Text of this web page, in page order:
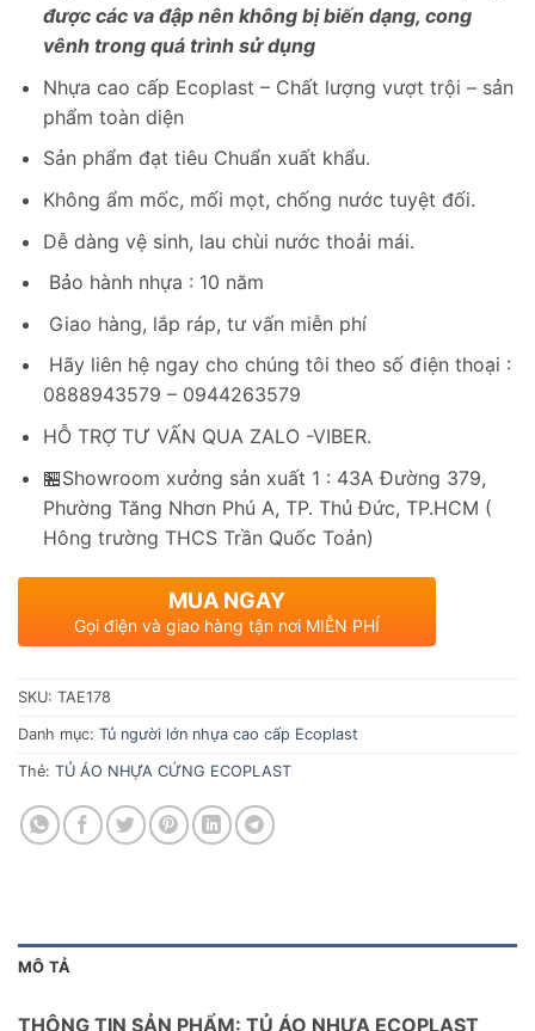
được các va đập nên không bị biến dạng, cong
vênh trong quá trình sử dụng
Nhựa cao cấp Ecoplast – Chất lượng vượt trội – sản
phẩm toàn diện
Sản phẩm đạt tiêu Chuẩn xuất khẩu.
Không ẩm mốc, mối mọt, chống nước tuyệt đối.
Dễ dàng vệ sinh, lau chùi nước thoải mái.
Bảo hành nhựa : 10 năm
Giao hàng, lắp ráp, tư vấn miễn phí
Hãy liên hệ ngay cho chúng tôi theo số điện thoại :
0888943579 – 0944263579
HỖ TRỢ TƯ VẤN QUA ZALO -VIBER.
🏪Showroom xưởng sản xuất 1 : 43A Đường 379,
Phường Tăng Nhơn Phú A, TP. Thủ Đức, TP.HCM (
Hông trường THCS Trần Quốc Toản)
MUA NGAY
Gọi điện và giao hàng tận nơi MIỄN PHÍ
SKU: TAE178
Danh mục: Tủ người lớn nhựa cao cấp Ecoplast
Thẻ: TỦ ÁO NHỰA CỨNG ECOPLAST
MÔ TẢ
THÔNG TIN SẢN PHẨM: TỦ ÁO NHỰA ECOPLAST